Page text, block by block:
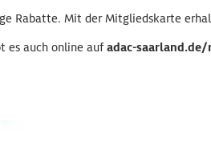
Rabatte. Mit der Mitgliedskarte
es auch online aufadac-